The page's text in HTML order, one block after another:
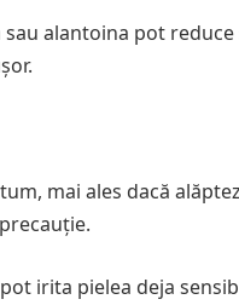
alantoina pot
mai ales dacă
irita pielea deja